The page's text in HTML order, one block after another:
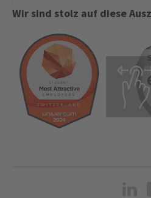
Wir sind stolz auf diese